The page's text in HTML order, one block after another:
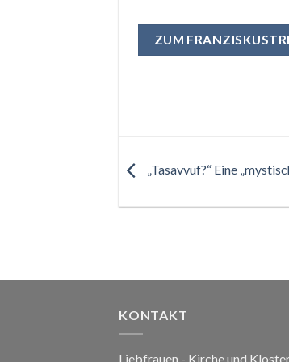
ZUM
„Tasavvuf?“ Eine
KONTAKT
Liebfrauen - Kirche und